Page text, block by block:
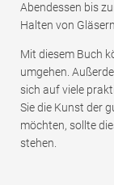
Abendessen bis
Halten von
Mit diesem Buch
umgehen.
sich auf viele
Sie die Kunst der
möchten, sollte
stehen.